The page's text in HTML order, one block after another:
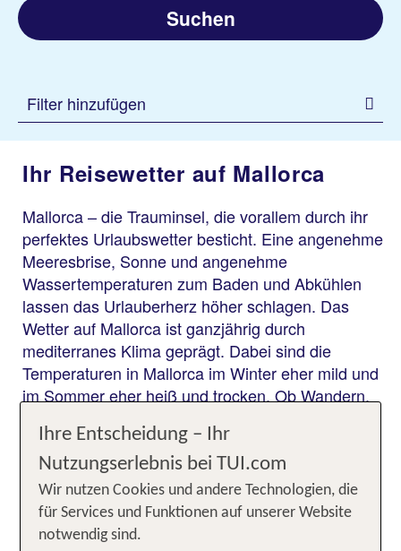
Suchen
Filter hinzufügen
Ihr Reisewetter auf Mallorca
Mallorca – die Trauminsel, die vorallem durch ihr
perfektes Urlaubswetter besticht. Eine angenehme
Meeresbrise, Sonne und angenehme
Wassertemperaturen zum Baden und Abkühlen
lassen das Urlauberherz höher schlagen. Das
Wetter auf Mallorca ist ganzjährig durch
mediterranes Klima geprägt. Dabei sind die
Temperaturen in Mallorca im Winter eher mild und
im Sommer eher heiß und trocken. Ob Wandern,
Mallorca bietet jedem Urlauber das passende
Klima.
Neu & beliebt: Die aktuellsten
Urlaubsangebote für Mallorca
Ihre Entscheidung – Ihr
Nutzungserlebnis bei TUI.com
Wir nutzen Cookies und andere Technologien, die
für Services und Funktionen auf unserer Website
notwendig sind.